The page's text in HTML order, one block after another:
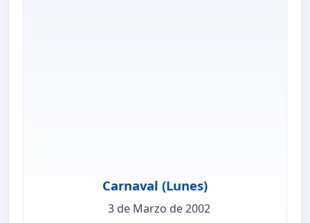
Carnaval (Lunes)
3 de Marzo de 2002